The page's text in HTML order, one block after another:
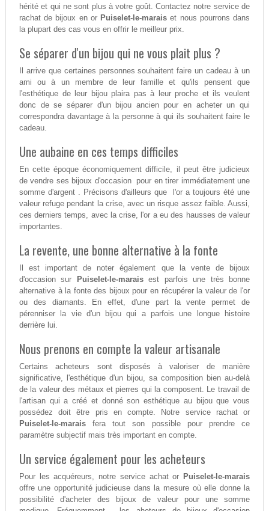
hérité et qui ne sont plus à votre goût. Contactez notre service de
rachat de bijoux en or Puiselet-le-marais et nous pourrons dans
la plupart des cas vous en offrir le meilleur prix.
Se séparer d'un bijou qui ne vous plait plus ?
Il arrive que certaines personnes souhaitent faire un cadeau à un
ami ou à un membre de leur famille et qu'ils pensent que
l'esthétique de leur bijou plaira pas à leur proche et ils veulent
donc de se séparer d'un bijou ancien pour en acheter un qui
correspondra davantage à la personne à qui ils souhaitent faire le
cadeau.
Une aubaine en ces temps difficiles
En cette époque économiquement difficile, il peut être judicieux
de vendre ses bijoux d'occasion pour en tirer immédiatement une
somme d'argent . Précisons d'ailleurs que l'or a toujours été une
valeur refuge pendant la crise, avec un risque assez faible. Aussi,
ces derniers temps, avec la crise, l'or a eu des hausses de valeur
importantes.
La revente, une bonne alternative à la fonte
Il est important de noter également que la vente de bijoux
d'occasion sur Puiselet-le-maraisest parfois une très bonne
alternative à la fonte des bijoux pour en récupérer la valeur de l'or
ou des diamants. En effet, d'une part la vente permet de
pérenniser la vie d'un bijou qui a parfois une longue histoire
derrière lui.
Nous prenons en compte la valeur artisanale
Certains acheteurs sont disposés à valoriser de manière
significative, l'esthétique d'un bijou, sa composition bien au-delà
de la valeur des métaux et pierres qui la composent. Le travail de
l'artisan qui a créé et donné son esthétique au bijou que vous
possédez doit être pris en compte. Notre service rachat or
Puiselet-le-maraisfera tout son possible pour prendre ce
paramètre subjectif mais très important en compte.
Un service également pour les acheteurs
Pour les acquéreurs, notre service achat or Puiselet-le-marais
offre une opportunité judicieuse dans la mesure où elle donne la
possibilité d'acheter des bijoux de valeur pour une somme